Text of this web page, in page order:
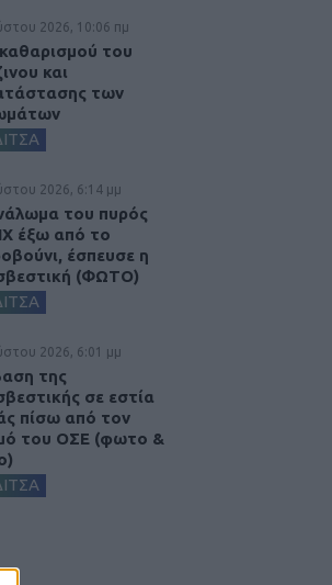
2026, 10:06 πμ
του
και
των
2026, 6:14 μμ
του πυρός
ΙΧ έξω από το
έσπευσε η
(ΦΩΤΟ)
2026, 6:01 μμ
της
σε εστία
πίσω από τον
του ΟΣΕ (φωτο &